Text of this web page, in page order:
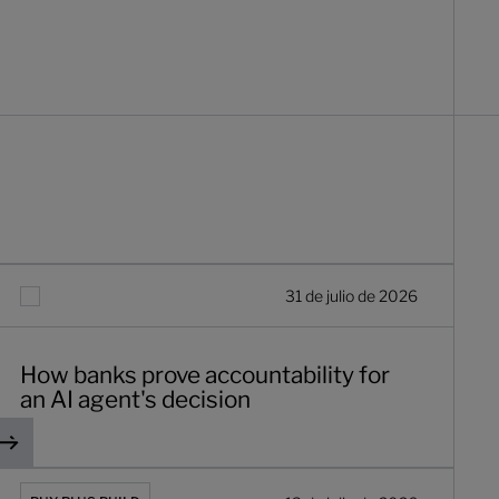
31 de julio de 2026
How banks prove accountability for
an AI agent's decision
desde cero
o construir la app de tu banco? Por qué esa es la